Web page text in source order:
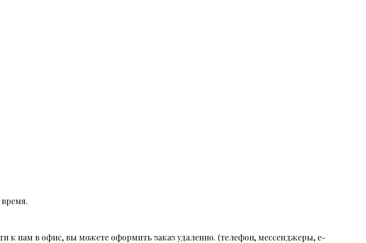
к нам в офис, вы можете оформить заказ удаленно. (телефон, мессенджеры, e-